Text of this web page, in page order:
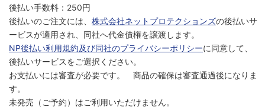
後払い手数料：250円
後払いのご注文には、 株式会社ネットプロテクションズの後払いサ
ービスが適用され、同社へ代金債権を譲渡します。
NP後払い利用規約及び同社のプライバシーポリシーに同意して、
後払いサービスをご選択ください。
お支払いには審査が必要です。 商品の確保は審査通過後になりま
す。
未発売（ご予約）はご利用いただけません。